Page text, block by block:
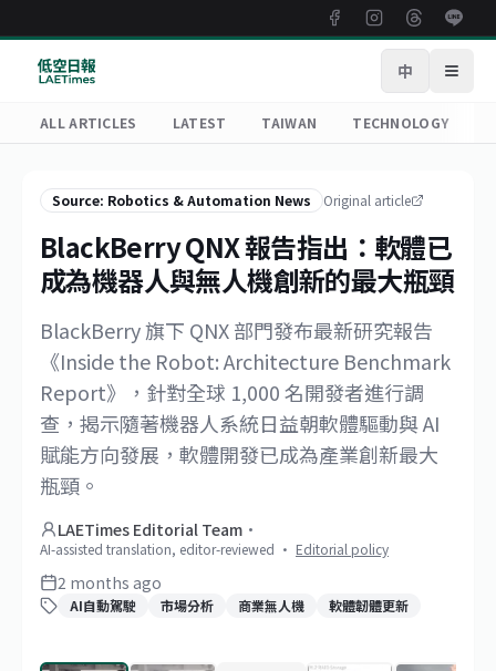
中 Open
ALL ARTICLES LATEST TAIWAN TECHNOLOGY
Source: Robotics & Automation News Original article
BlackBerry QNX 報告指出：軟體已
成為機器人與無人機創新的最大瓶頸
BlackBerry 旗下 QNX 部門發布最新研究報告
《Inside the Robot: Architecture Benchmark
Report》，針對全球 1,000 名開發者進行調
查，揭示隨著機器人系統日益朝軟體驅動與 AI
賦能方向發展，軟體開發已成為產業創新最大
瓶頸。
LAETimes Editorial Team ·
AI-assisted translation, editor-reviewed · Editorial policy
2 months ago
AI自動駕駛 市場分析 商業無人機 軟體韌體更新